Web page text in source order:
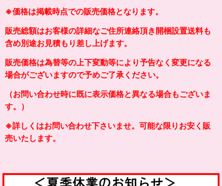
※価格は掲載時点での販売価格となります。
販売総額はお客様の詳細なご住所連絡頂き開梱設置送料も
含め別途お見積もり差し上げます。
販売価格は為替等の上下変動等により予告なく変更になる
場合がございますので予めご了承ください。
（お問い合わせ時に既に表示価格と異なる場合もございま
す。）
※詳しくはお問い合わせ下さいませ。可能な限りお安く販
売いたします。